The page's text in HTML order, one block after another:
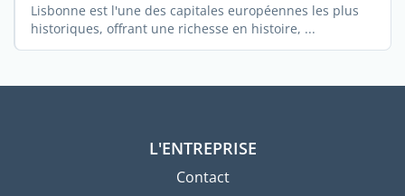
Lisbonne est l'une des capitales européennes les plus
historiques, offrant une richesse en histoire, ...
L'ENTREPRISE
Contact